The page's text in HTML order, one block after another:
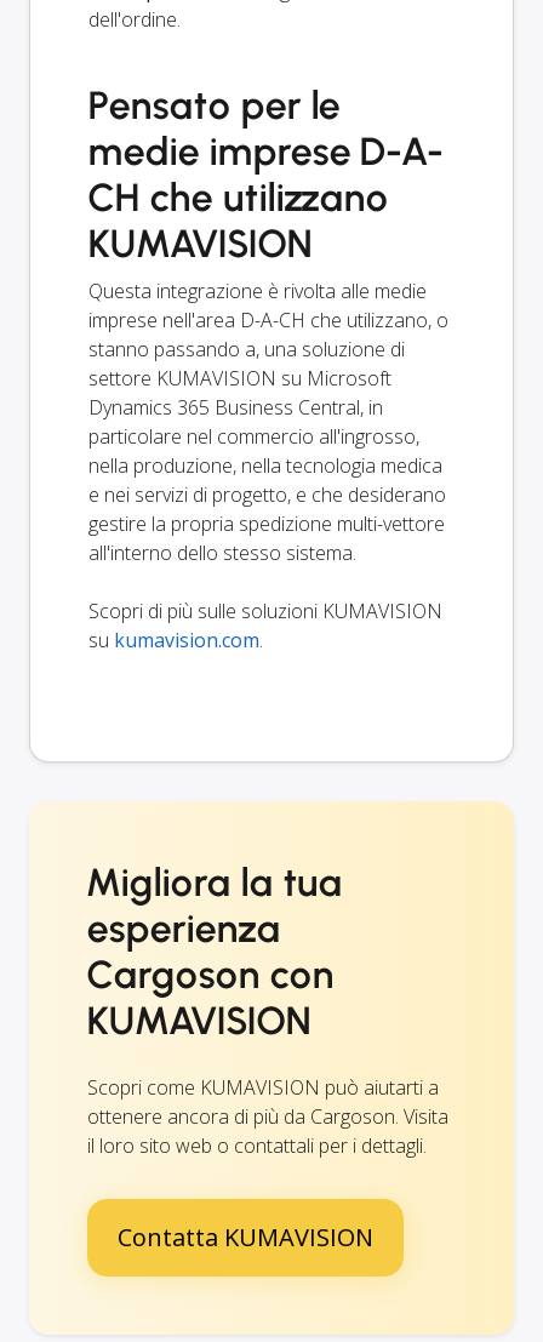
dell'ordine.
Pensato per le
medie imprese D-A-
CH che utilizzano
KUMAVISION
Questa integrazione è rivolta alle medie
imprese nell'area D-A-CH che utilizzano, o
stanno passando a, una soluzione di
settore KUMAVISION su Microsoft
Dynamics 365 Business Central, in
particolare nel commercio all'ingrosso,
nella produzione, nella tecnologia medica
e nei servizi di progetto, e che desiderano
gestire la propria spedizione multi-vettore
all'interno dello stesso sistema.
Scopri di più sulle soluzioni KUMAVISION
su kumavision.com.
Migliora la tua
esperienza
Cargoson con
KUMAVISION
Scopri come KUMAVISION può aiutarti a
ottenere ancora di più da Cargoson. Visita
il loro sito web o contattali per i dettagli.
Contatta KUMAVISION